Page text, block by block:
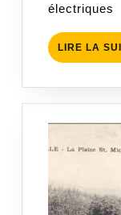
électriques
LIRE LA